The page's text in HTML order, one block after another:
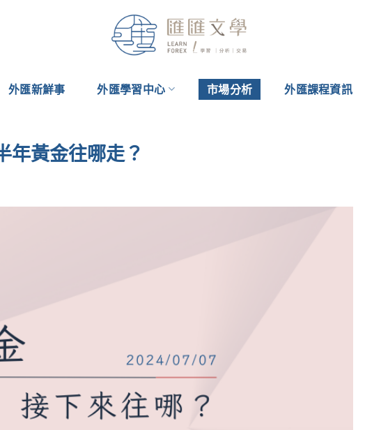
外匯新鮮事 外匯學習中心 市場分析 外匯課程資訊
黃金往哪走？